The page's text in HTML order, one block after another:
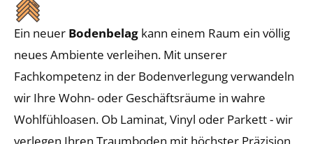
Ein neuer Bodenbelag kann einem Raum ein völlig
neues Ambiente verleihen. Mit unserer
Fachkompetenz in der Bodenverlegung verwandeln
wir Ihre Wohn- oder Geschäftsräume in wahre
Wohlfühloasen. Ob Laminat, Vinyl oder Parkett - wir